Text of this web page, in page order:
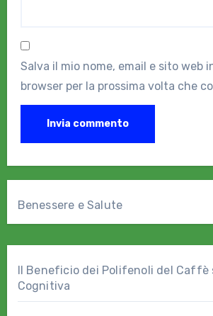
Salva il mio nome, email e sito web
browser per la prossima volta che
Benessere e Salute
Il Beneficio dei Polifenoli del Caffè
Cognitiva